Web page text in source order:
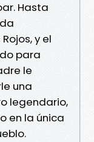
Hasta
y el
para
le
una
legendario,
en la única